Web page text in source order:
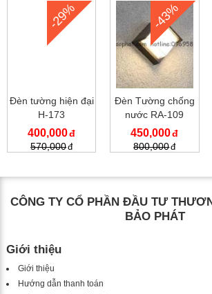
-29%
Đèn tường hiện đại
H-173
400,000
570,000
-43%
Đèn Tường chống
nước RA-109
450,000
800,000
CÔNG TY CỔ PHẦN ĐẦU TƯ
BẢO PHÁT
Giới thiệu
Giới thiệu
Hướng dẫn thanh toán